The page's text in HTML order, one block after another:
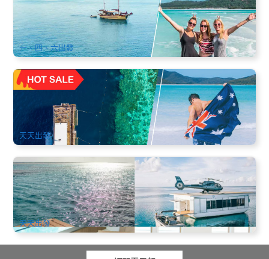
2.4k 已預訂
AUD $499.00
PPP07220
一、四、六出發
礁島必選套餐 | 聖靈群島白天堂+大堡礁1.5日遊 | 艾爾利灘/漢
密爾頓島出發
1k 已預訂
$410.00
PPP07032
天天出發
心型礁之旅｜直升機獨享心型礁與浮臺巡航體驗 (漢密爾頓島
出發)
154 已預訂
AUD $1,400.00
PPP01887
天天出發